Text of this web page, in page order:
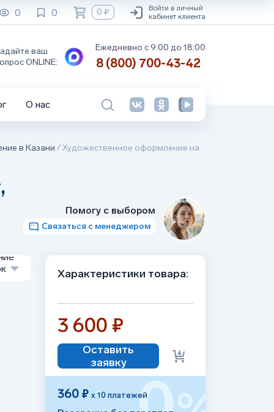
0 0 0 ₽
Войти в личный
кабинет клиента
ваш
ONLINE:
Ежедневно с 9:00 до 18:00
8 (800) 700-43-42
О нас
в Казани /Художественное оформление на
Помогу с выбором
Связаться с менеджером
Характеристики товара:
3 600 ₽
Оставить
заявку
360 ₽ х 10 платежей